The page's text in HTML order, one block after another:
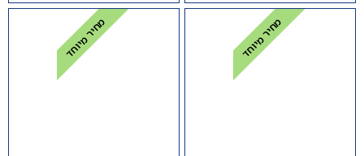
מחיר מיוחד מחיר מיוחד